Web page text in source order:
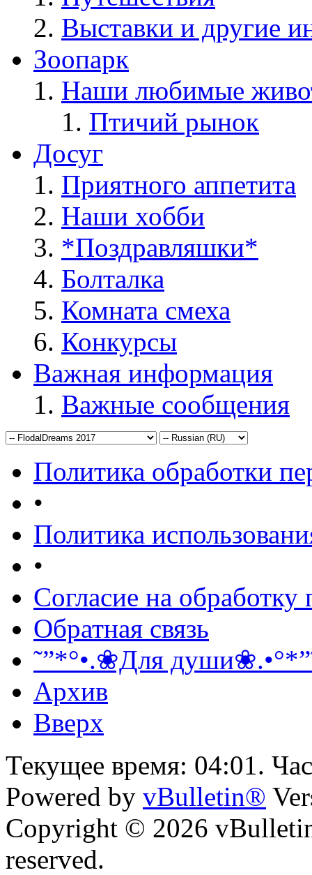
Выставки и другие
Зоопарк
Наши любимые
Птичий рынок
Досуг
Приятного аппетита
Наши хобби
*Поздравляшки*
Болталка
Комната смеха
Конкурсы
Важная информация
Важные сообщения
Политика обработки
•
Политика
•
Согласие на
Обратная связь
˜”*°•.❀Для
Архив
Вверх
Текущее время: 04:01.
Powered by vBulletin®
Copyright © 2026
reserved.